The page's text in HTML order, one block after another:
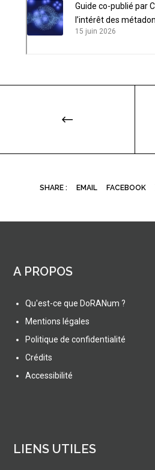
Guide co-publié par
l’intérêt des
scientifique
15 juin 2026
SHARE : EMAIL FACEBOOK
A PROPOS
Qu'est-ce que DoRANum ?
Mentions légales
Politique de confidentialité
Crédits
Accessibilité
LIENS UTILES